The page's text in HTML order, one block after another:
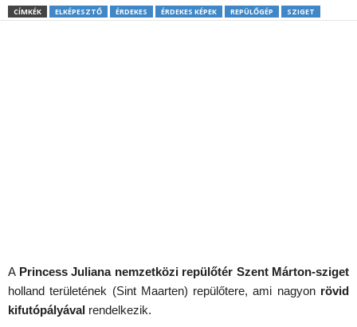
CÍMKÉK ELKÉPESZTŐ ÉRDEKES ÉRDEKES KÉPEK REPÜLŐGÉP SZIGET
A Princess Juliana nemzetközi repülőtér Szent Márton-sziget
holland területének (Sint Maarten) repülőtere, ami nagyon rövid
kifutópályával rendelkezik.